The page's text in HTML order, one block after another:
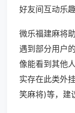
好友间互动乐趣
微乐福建麻将
遇到部分用户
像能看到其他
实存在此类外
笑麻将)等，建